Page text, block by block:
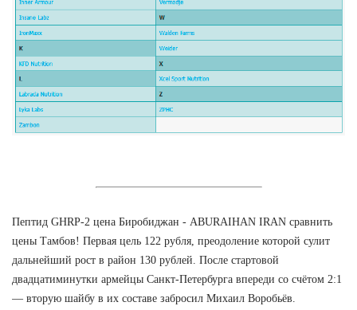
Пептид GHRP-2 цена Биробиджан - ABURAIHAN IRAN сравнить
цены Тамбов! Первая цель 122 рубля, преодоление которой сулит
дальнейший рост в район 130 рублей. После стартовой
двадцатиминутки армейцы Санкт-Петербурга впереди со счётом 2:1
— вторую шайбу в их составе забросил Михаил Воробьёв.